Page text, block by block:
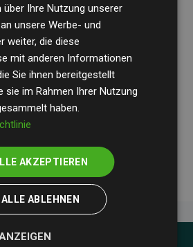
BDOüberprüft
und Methodik, um
sicherzustellen.
dass unsere Investitionen in
im Durchschnitt200 % der
der teilnehmenden
– ein klarer Nachweis für die
unseres Ansatzes.
Ihre Nutzung unserer
unsere Werbe- und
weiter, die diese
mit anderen Informationen
Sie ihnen bereitgestellt
sie im Rahmen Ihrer Nutzung
haben.
AKZEPTIEREN
ALLE ABLEHNEN